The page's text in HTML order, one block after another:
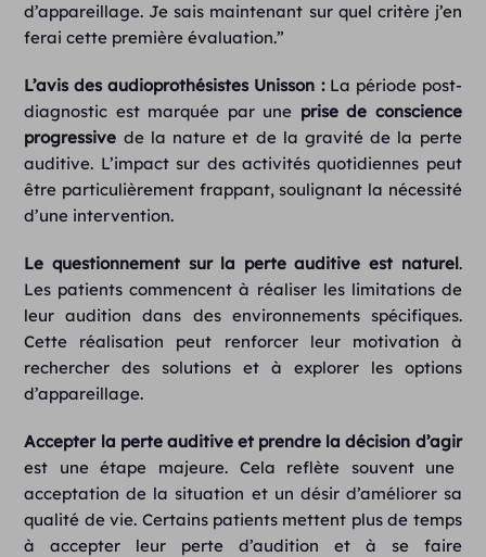
d’appareillage. Je sais maintenant sur quel critère j’en
ferai cette première évaluation.”
L’avis des audioprothésistes Unisson : La période post-
diagnostic est marquée par une prise de conscience
progressive de la nature et de la gravité de la perte
auditive. L’impact sur des activités quotidiennes peut
être particulièrement frappant, soulignant la nécessité
d’une intervention.
Le questionnement sur la perte auditive est naturel.
Les patients commencent à réaliser les limitations de
leur audition dans des environnements spécifiques.
Cette réalisation peut renforcer leur motivation à
rechercher des solutions et à explorer les options
d’appareillage.
Accepter la perte auditive et prendre la décision d’agir
est une étape majeure. Cela reflète souvent une
acceptation de la situation et un désir d’améliorer sa
qualité de vie. Certains patients mettent plus de temps
à accepter leur perte d’audition et à se faire